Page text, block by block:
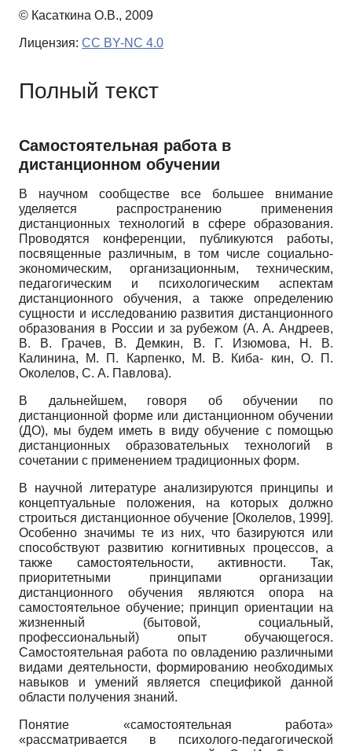
© Касаткина О.В., 2009
Лицензия: CC BY-NC 4.0
Полный текст
Самостоятельная работа в
дистанционном обучении
В научном сообществе все большее внимание
уделяется распространению применения
дистанционных технологий в сфере образования.
Проводятся конференции, публикуются работы,
посвященные различным, в том числе социально­
экономическим, организационным, техническим,
педагогическим и психологическим аспектам
дистанционного обучения, а также определению
сущности и исследованию развития дистанционного
образования в России и за рубежом (A. A. Андреев,
В. В. Грачев, В. Демкин, В. Г. Изюмова, Н. В.
Калинина, М. П. Карпенко, М. В. Киба- кин, О. П.
Околелов, С. А. Павлова).
В дальнейшем, говоря об обучении по
дистанционной форме или дистанционном обучении
(ДО), мы будем иметь в виду обучение с помощью
дистанционных образовательных технологий в
сочетании с применением традиционных форм.
В научной литературе анализируются принципы и
концептуальные положения, на которых должно
строиться дистанционное обучение [Околелов, 1999].
Особенно значимы те из них, что базируются или
способствуют развитию когнитивных процессов, а
также самостоятельности, активности. Так,
приоритетными принципами организации
дистанционного обучения являются опора на
самостоятельное обучение; принцип ориентации на
жизненный (бытовой, социальный,
профессиональный) опыт обучающегося.
Самостоятельная работа по овладению различными
видами деятельности, формированию необходимых
навыков и умений является спецификой данной
области получения знаний.
Понятие «самостоятельная работа»
«рассматривается в психолого-педагогической